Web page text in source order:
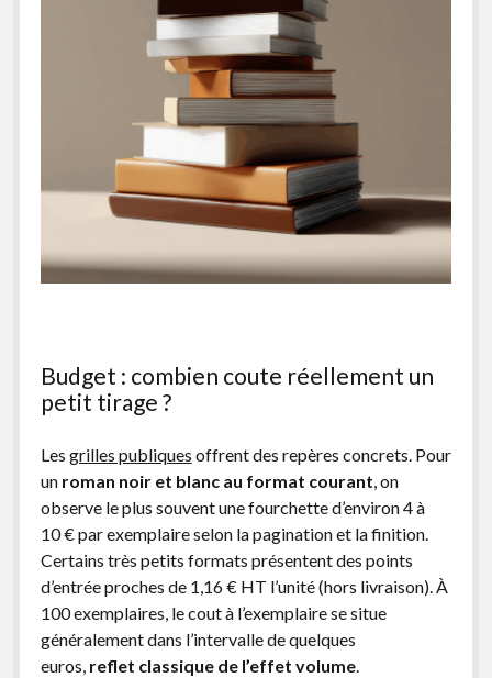
Budget : combien coute réellement un
petit tirage ?
Les grilles publiques offrent des repères concrets. Pour
un roman noir et blanc au format courant , on
observe le plus souvent une fourchette d’environ 4 à
10 € par exemplaire selon la pagination et la finition.
Certains très petits formats présentent des points
d’entrée proches de 1,16 € HT l’unité (hors livraison). À
100 exemplaires, le cout à l’exemplaire se situe
généralement dans l’intervalle de quelques
euros, reflet classique de l’effet volume.